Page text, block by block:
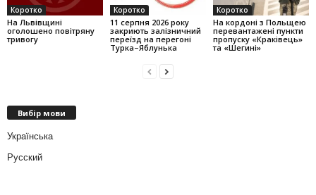
Коротко
На Львівщині
оголошено повітряну
тривогу
Коротко
11 серпня 2026 року
закриють залізничний
переїзд на перегоні
Турка–Яблунька
Коротко
На кордоні з Польщею
перевантажені пункти
пропуску «Краківець»
та «Шегині»
Вибір мови
Українська
Русский